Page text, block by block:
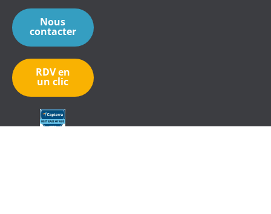
Nous
contacter
RDV en
un clic